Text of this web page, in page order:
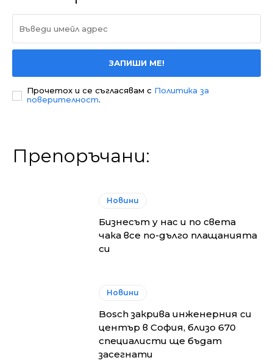
ЗАПИШИ МЕ!
Прочетох и се съгласявам с Политика за
поверителност.
Препоръчани:
Новини
Бизнесът у нас и по света
чака все по-дълго плащанията
си
Новини
Bosch закрива инженерния си
център в София, близо 670
специалисти ще бъдат
засегнати